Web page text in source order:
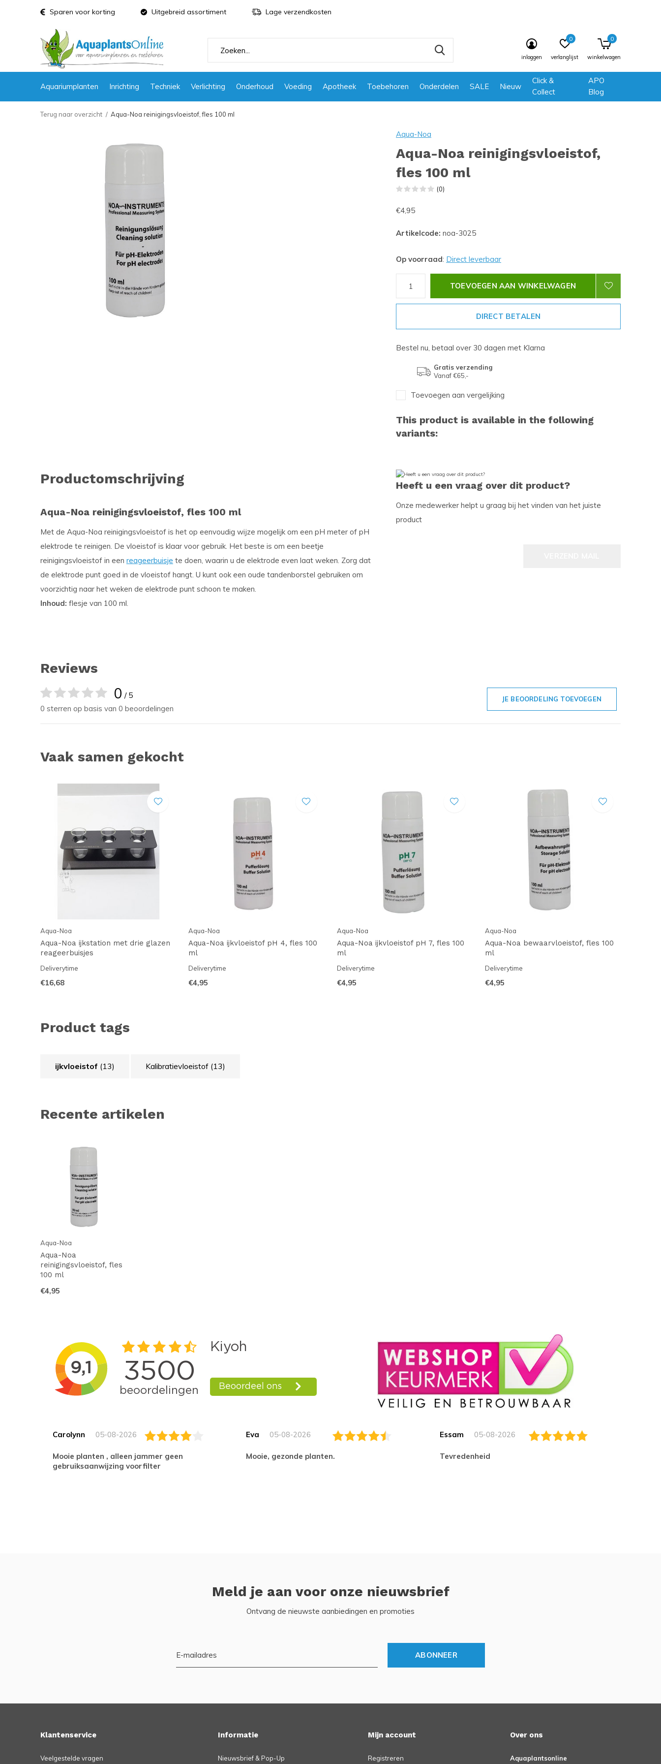
Aquariumplanten Inrichting Techniek Verlichting Onderhoud Voeding Apotheek Toebehoren Onderdelen SALE Nieuw
Click &
Collect
APO
Blog
inloggen verlanglijst
0
winkelwagen
0
Sparen voor korting Uitgebreid assortiment Lage verzendkosten
Terug naar overzicht Aqua-Noa reinigingsvloeistof, fles 100 ml
Aqua-Noa
Aqua-Noa reinigingsvloeistof,
fles 100 ml
(0)
€4,95
Artikelcode: noa-3025
Op voorraad: Direct leverbaar
TOEVOEGEN AAN WINKELWAGEN
DIRECT BETALEN
Bestel nu, betaal over 30 dagen met Klarna
Gratis verzending
Vanaf €65,-
Toevoegen aan vergelijking
This product is available in the following
variants:
Productomschrijving
Aqua-Noa reinigingsvloeistof, fles 100 ml
Met de Aqua-Noa reinigingsvloeistof is het op eenvoudig wijze mogelijk om een pH meter of pH
elektrode te reinigen. De vloeistof is klaar voor gebruik. Het beste is om een beetje
reinigingsvloeistof in een reageerbuisje te doen, waarin u de elektrode even laat weken. Zorg dat
de elektrode punt goed in de vloeistof hangt. U kunt ook een oude tandenborstel gebruiken om
voorzichtig naar het weken de elektrode punt schoon te maken.
Inhoud: flesje van 100 ml.
Heeft u een vraag over dit product?
Onze medewerker helpt u graag bij het vinden van het juiste
product
Reviews
0 / 5
0 sterren op basis van 0 beoordelingen
JE BEOORDELING TOEVOEGEN
Vaak samen gekocht
Aqua-Noa
Aqua-Noa ijkstation met drie glazen
reageerbuisjes
Deliverytime
€16,68
Aqua-Noa
Aqua-Noa ijkvloeistof pH 4, fles 100
ml
Deliverytime
€4,95
Aqua-Noa
Aqua-Noa ijkvloeistof pH 7, fles 100
ml
Deliverytime
€4,95
Aqua-Noa
Aqua-Noa bewaarvloeistof, fles 100
ml
Deliverytime
€4,95
Product tags
ijkvloeistof (13) Kalibratievloeistof (13)
Recente artikelen
Aqua-Noa
Aqua-Noa
reinigingsvloeistof, fles
100 ml
€4,95
Carolynn 05-08-2026
Mooie planten , alleen jammer geen
gebruiksaanwijzing voorfilter
Eva 05-08-2026
Mooie, gezonde planten.
Essam 05-08-2026
tevredenheid
Meld je aan voor onze nieuwsbrief
Ontvang de nieuwste aanbiedingen en promoties
ABONNEER
Klantenservice
Veelgestelde vragen
Informatie
Nieuwsbrief & Pop-Up
Mijn account
Registreren
Over ons
Aquaplantsonline